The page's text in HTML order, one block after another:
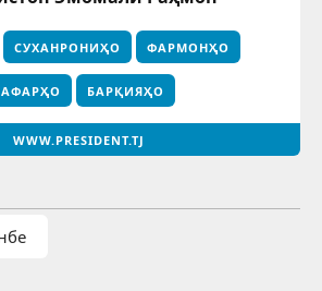
СУХАНРОНИҲО ФАРМОНҲО
БАРҚИЯҲО
WWW.PRESIDENT.TJ